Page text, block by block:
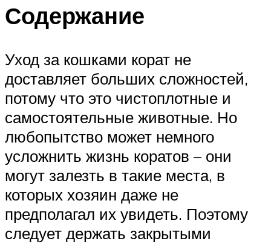
Содержание
Уход за кошками корат не
доставляет больших сложностей,
потому что это чистоплотные и
самостоятельные животные. Но
любопытство может немного
усложнить жизнь коратов – они
могут залезть в такие места, в
которых хозяин даже не
предполагал их увидеть. Поэтому
следует держать закрытыми